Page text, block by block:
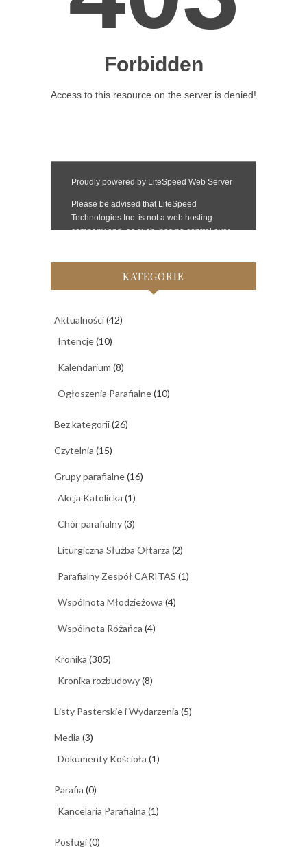
KATEGORIE
Aktualności(42)
Intencje(10)
Kalendarium (8)
Ogłoszenia Parafialne(10)
Bez kategorii(26)
Czytelnia (15)
Grupy parafialne(16)
Akcja Katolicka (1)
Chór parafialny(3)
Liturgiczna Służba Ołtarza (2)
Parafialny Zespół CARITAS (1)
Wspólnota Młodzieżowa (4)
Wspólnota Różańca (4)
Kronika (385)
Kronika rozbudowy(8)
Listy Pasterskie i Wydarzenia (5)
Media (3)
Dokumenty Kościoła (1)
Parafia (0)
Kancelaria Parafialna (1)
Posługi(0)